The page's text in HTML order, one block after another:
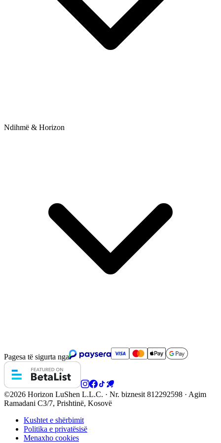
Ndihmë & Horizon
Pagesa të sigurta nga
©2026 Horizon LuShen L.L.C. · Nr. biznesit 812292598 · Agim
Ramadani C3/7, Prishtinë, Kosovë
Kushtet e shërbimit
Politika e privatësisë
Menaxho cookies